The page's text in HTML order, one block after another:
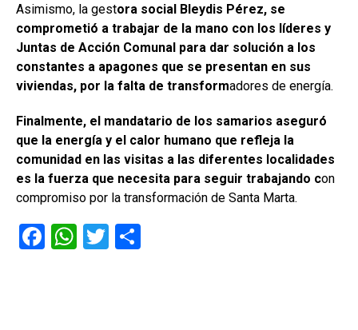
Asimismo, la gestora social Bleydis Pérez, se
comprometió a trabajar de la mano con los líderes y
Juntas de Acción Comunal para dar solución a los
constantes a apagones que se presentan en sus
viviendas, por la falta de transformadores de energía.
Finalmente, el mandatario de los samarios aseguró
que la energía y el calor humano que refleja la
comunidad en las visitas a las diferentes localidades
es la fuerza que necesita para seguir trabajando con
compromiso por la transformación de Santa Marta.
F
W T